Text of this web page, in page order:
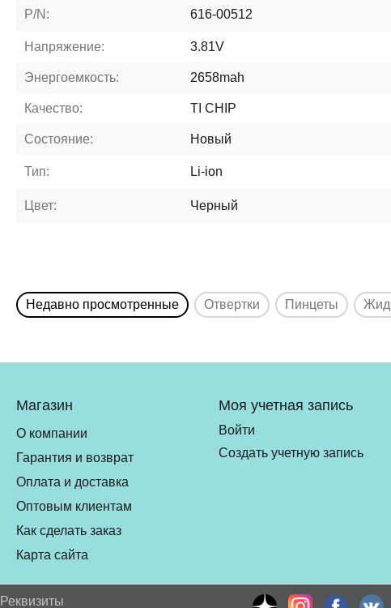
P/N: 616-00512
Напряжение: 3.81V
Энергоемкость: 2658mah
Качество: TI CHIP
Состояние: Новый
Тип: Li-ion
Цвет: Черный
Недавно просмотренные Отвертки Пинцеты
Магазин
О компании
Гарантия и возврат
Оплата и доставка
Оптовым клиентам
Как сделать заказ
Карта сайта
Моя учетная запись
Войти
Создать учетную запись
Реквизиты